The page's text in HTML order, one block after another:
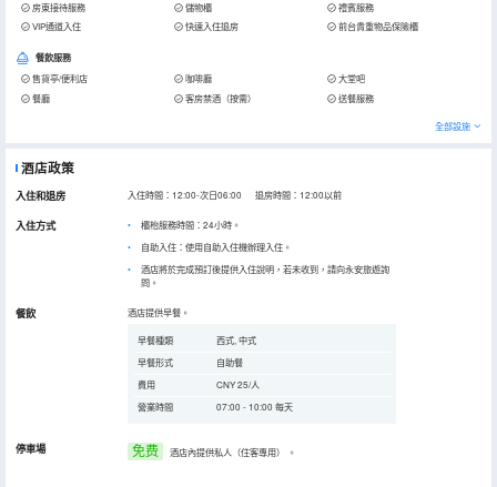
房東接待服務 儲物櫃
禮賓服務
VIP通道入住
快速入住退房 前台貴重物品保險櫃
餐飲服務
售貨亭/便利店 咖啡廳
大堂吧
餐廳
客房禁酒（按需） 送餐服務
全部設施
酒店政策
入住和退房 入住時間：12:00-次日06:00 退房時間：12:00以前
入住方式
櫃枱服務時間：24小時。
自助入住：使用自助入住機辦理入住。
酒店將於完成預訂後提供入住說明，若未收到，請向永安旅遊詢
問。
餐飲 酒店提供早餐。
早餐種類
西式, 中式
早餐形式
自助餐
費用
CNY 25/人
營業時間
07:00 - 10:00 每天
停車場 免费 酒店內提供私人（住客專用） 。